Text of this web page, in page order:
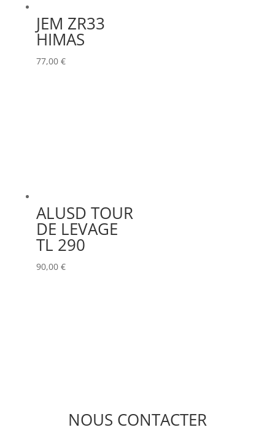
JEM ZR33
HIMAS
77,00 €
ALUSD TOUR
DE LEVAGE
TL 290
90,00 €
NOUS CONTACTER